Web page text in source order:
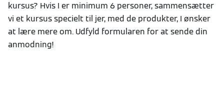
kursus? Hvis I er minimum 6 personer, sammensætter
vi et kursus specielt til jer, med de produkter, I ønsker
at lære mere om. Udfyld formularen for at sende din
anmodning!